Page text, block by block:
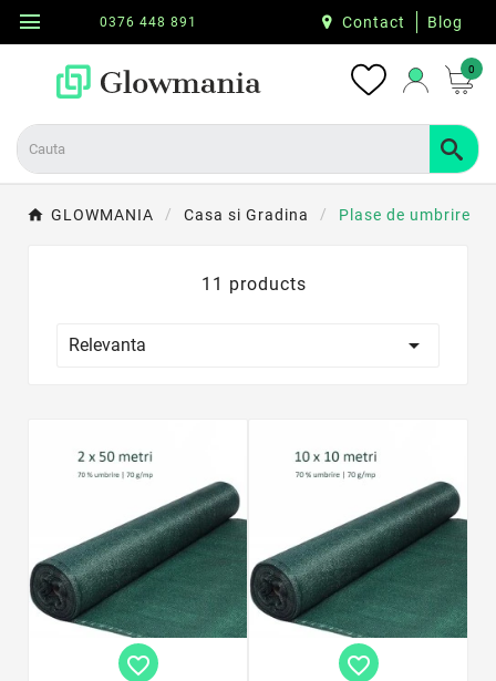
menu Contact Blog
0376 448 891
0
GLOWMANIA Casa si Gradina Plase de umbrire
11 products
Relevanta 
favorite_border favorite_border